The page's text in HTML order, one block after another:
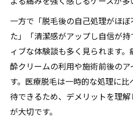
一方で「脱毛後の自己処理がほ
た」「清潔感がアップし自信が
ィブな体験談も多く見られます
酔クリームの利用や施術前後の
す。医療脱毛は一時的な処理に
待できるため、デメリットを理
が大切です。